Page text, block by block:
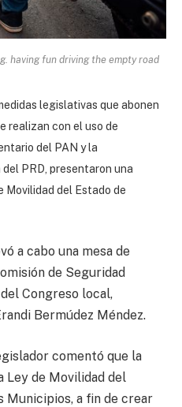
having fun driving the empty road
legislativas que abonen
realizan con el uso de
del PAN y la
PRD, presentaron una
Movilidad del Estado de
a cabo una mesa de
de Seguridad
Congreso local,
Bermúdez Méndez.
comentó que la
Ley de Movilidad del
Municipios, a fin de crear